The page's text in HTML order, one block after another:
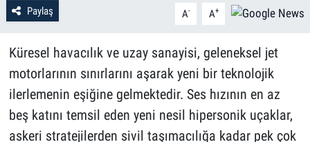
Paylaş A- A+
Küresel havacılık ve uzay sanayisi, geleneksel jet
motorlarının sınırlarını aşarak yeni bir teknolojik
ilerlemenin eşiğine gelmektedir. Ses hızının en az
beş katını temsil eden yeni nesil hipersonik uçaklar,
askeri stratejilerden sivil taşımacılığa kadar pek çok